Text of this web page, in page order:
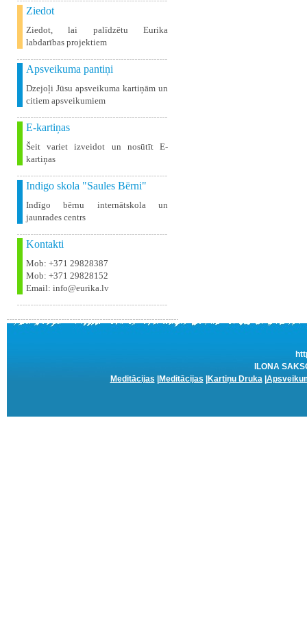
Ziedot
Ziedot, lai palīdzētu Eurika
labdarības projektiem
Apsveikuma pantiņi
Dzejoļi Jūsu apsveikuma kartiņām un
citiem apsveikumiem
E-kartiņas
Šeit variet izveidot un nosūtīt E-
kartiņas
Indigo skola "Saules Bērni"
Indīgo bērnu internātskola un
jaunrades centrs
Kontakti
Mob: +371 29828387
Mob: +371 29828152
Email: info@eurika.lv
ILONA
Meditācijas
Meditācijas Kartiņu Druka|